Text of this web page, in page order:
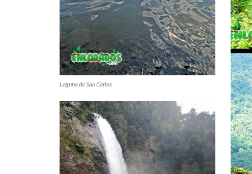
Laguna de San Carlos